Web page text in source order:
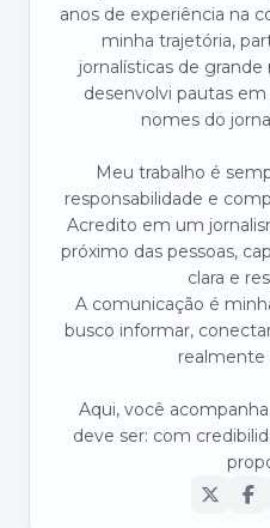
anos de experiência na
minha trajetória,
jornalísticas de
desenvolvi pautas
nomes do
Meu trabalho é
responsabilidade e
Acredito em um
próximo das pessoas,
clara e
A comunicação é
busco informar,
Aqui, você
deve ser: com